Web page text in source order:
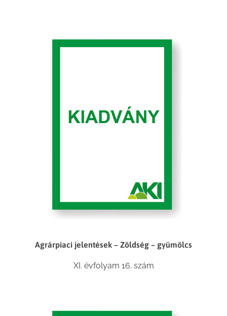
Agrárpiaci jelentések – Zöldség – gyümölcs
XI. évfolyam 16. szám